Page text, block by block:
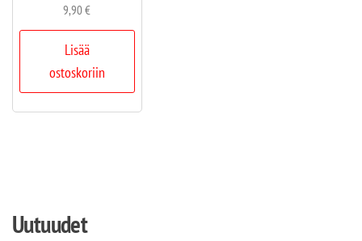
9,90€
Lisää
ostoskoriin
Uutuudet